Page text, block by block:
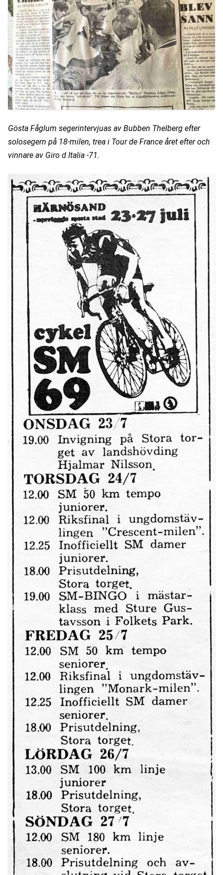
Gösta Fåglum segerintervjuas av Bubben Thelberg efter
solosegern på 18-milen, trea i Tour de France året efter och
vinnare av Giro d Italia -71.